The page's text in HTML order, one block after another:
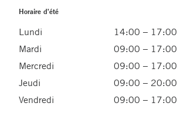
Horaire d'été
Lundi
14:00 – 17:00
Mardi
09:00 – 17:00
Mercredi
09:00 – 17:00
Jeudi
09:00 – 20:00
Vendredi
09:00 – 17:00